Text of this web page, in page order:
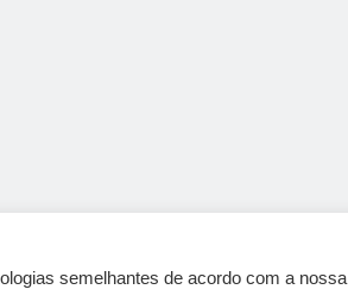
semelhantes de acordo com a nossa